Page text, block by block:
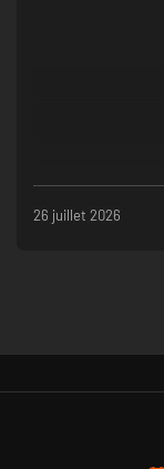
26 juillet 2026